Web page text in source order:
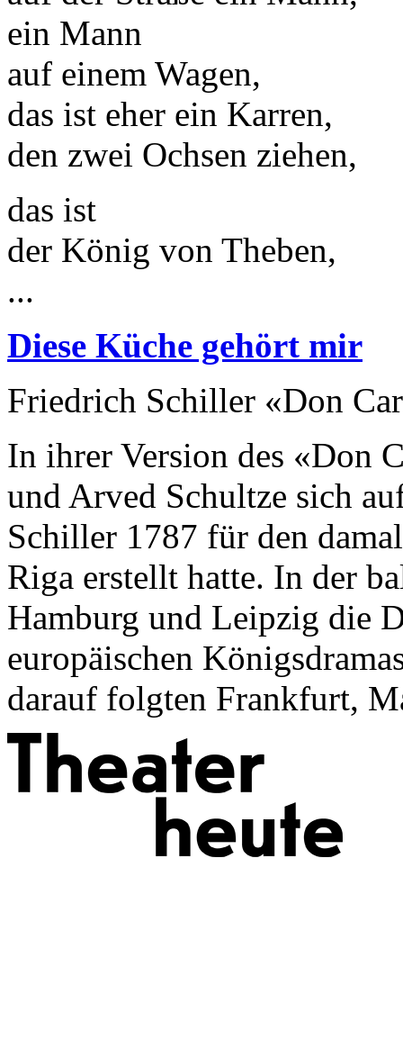
ein Mann
auf einem Wagen,
das ist eher ein Karren,
den zwei Ochsen ziehen,
das ist
der König von Theben,
...
Diese Küche gehört mir
Friedrich Schiller «Don
In ihrer Version des «Don
und Arved Schultze sich
Schiller 1787 für den
Riga erstellt hatte. In der
Hamburg und Leipzig die
europäischen
darauf folgten Frankfurt,